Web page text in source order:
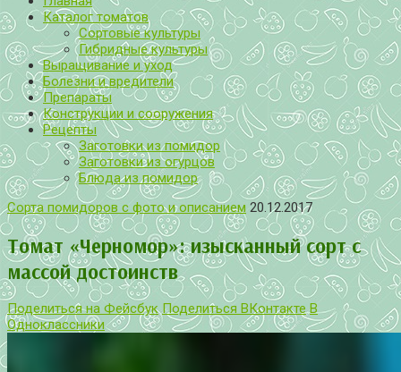
Каталог томатов
Сортовые культуры
Гибридные культуры
Выращивание и уход
Болезни и вредители
Препараты
Конструкции и сооружения
Рецепты
Заготовки из помидор
Заготовки из огурцов
Блюда из помидор
Сорта помидоров с фото и описанием 20.12.2017
Томат «Черномор»: изысканный сорт с
массой достоинств
Поделиться на Фейсбук Поделиться ВКонтакте В
Одноклассники